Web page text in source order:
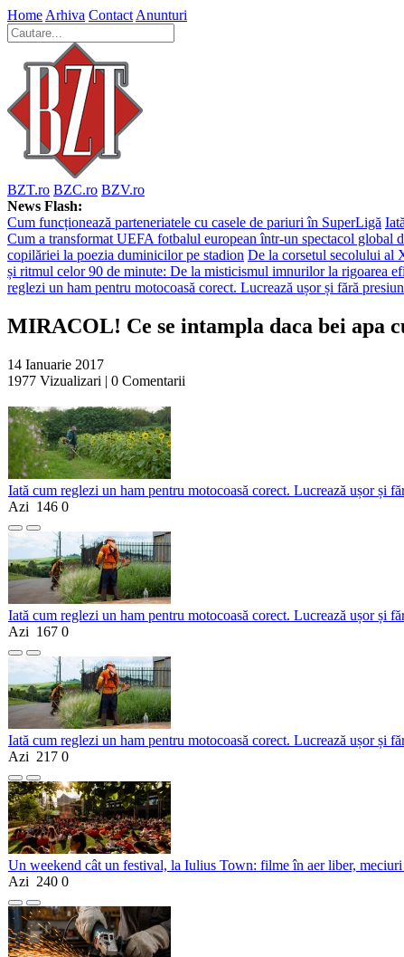
Home Arhiva Contact Anunturi
BZT.ro BZC.ro BZV.ro
News Flash:
Cum funcționează parteneriatele cu casele de pariuri în SuperLigă
Cum a transformat UEFA fotbalul european într-un spectacol global
copilăriei la poezia duminicilor pe stadion De la corsetul secolului al
și ritmul celor 90 de minute: De la misticismul imnurilor la rigoarea
reglezi un ham pentru motocoasă corect. Lucrează ușor și fără
MIRACOL! Ce se intampla daca bei apa
14 Ianuarie 2017
1977 Vizualizari | 0 Comentarii
Iată cum reglezi un ham pentru motocoasă corect. Lucrează ușor și
Azi 146 0
Iată cum reglezi un ham pentru motocoasă corect. Lucrează ușor și
Azi 167 0
Iată cum reglezi un ham pentru motocoasă corect. Lucrează ușor și
Azi 217 0
Un weekend cât un festival, la Iulius Town: filme în aer liber,
Azi 240 0